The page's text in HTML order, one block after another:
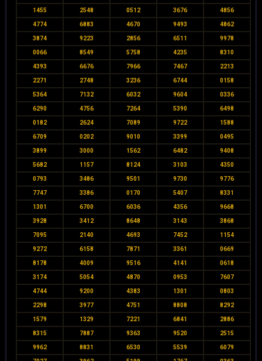
1455 2548 0512 3676 4856
4774 6883 4670 9493 4862
3874 9223 2856 6511 9978
0066 8549 5758 4235 8310
4393 6676 7966 7467 2213
2271 2748 3236 6744 0158
5364 7132 6032 9604 0336
6290 4756 7264 5390 6498
0182 2624 7089 9722 1588
6709 0202 9010 3399 0495
3899 3000 1562 6482 9408
5682 1157 8124 3103 4350
0793 3486 9501 9730 9776
7747 3386 0170 5407 8331
1301 6700 6036 4356 9668
3928 3412 8648 3143 3868
7095 2140 4693 7452 1154
9272 6158 7871 3361 0669
8178 4009 9516 4141 0618
3174 5054 4870 0953 7607
4744 9200 4383 1301 0803
2298 3977 4751 8808 8292
1579 1329 7221 6841 2886
8315 7887 9363 9520 2515
9962 8831 6530 5539 6079